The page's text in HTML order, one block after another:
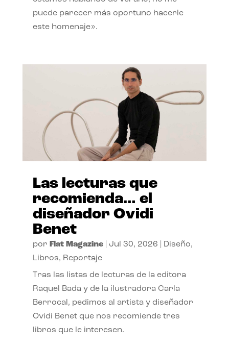
puede parecer más oportuno hacerle
este homenaje».
Las lecturas que
recomienda… el
diseñador Ovidi
Benet
por Flat Magazine| Jul 30, 2026 Diseño,
Libros, Reportaje
Tras las listas de lecturas de la editora
Raquel Bada y de la ilustradora Carla
Berrocal, pedimos al artista y diseñador
Ovidi Benet que nos recomiende tres
libros que le interesen.